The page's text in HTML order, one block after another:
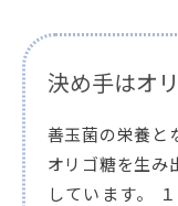
決め手はオ
善玉菌の栄養と
オリゴ糖を生み
しています。